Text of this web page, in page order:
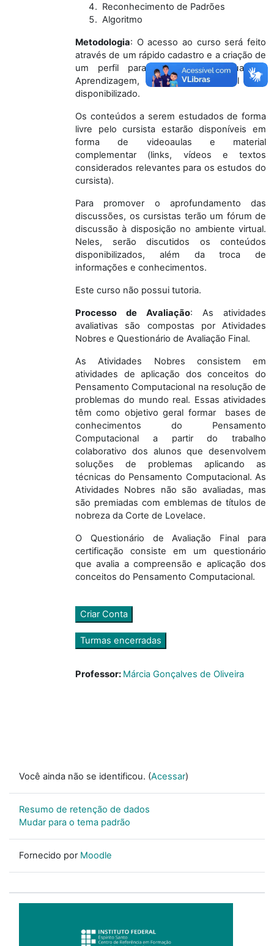
Reconhecimento de Padrões
Algoritmo
Metodologia: O acesso ao curso será feito
através de um rápido cadastro e a criação de
um perfil para o Ambiente Virtual de
Aprendizagem, onde todo material está
disponibilizado.
Os conteúdos a serem estudados de forma
livre pelo cursista estarão disponíveis em
forma de videoaulas e material
complementar (links, vídeos e textos
considerados relevantes para os estudos do
cursista).
Para promover o aprofundamento das
discussões, os cursistas terão um fórum de
discussão à disposição no ambiente virtual.
Neles, serão discutidos os conteúdos
disponibilizados, além da troca de
informações e conhecimentos.
Este curso não possui tutoria.
Processo de Avaliação: As atividades
avaliativas são compostas por Atividades
Nobres e Questionário de Avaliação Final.
As Atividades Nobres consistem em
atividades de aplicação dos conceitos do
Pensamento Computacional na resolução de
problemas do mundo real. Essas atividades
têm como objetivo geral formar bases de
conhecimentos do Pensamento
Computacional a partir do trabalho
colaborativo dos alunos que desenvolvem
soluções de problemas aplicando as
técnicas do Pensamento Computacional. As
Atividades Nobres não são avaliadas, mas
são premiadas com emblemas de títulos de
nobreza da Corte de Lovelace.
O Questionário de Avaliação Final para
certificação consiste em um questionário
que avalia a compreensão e aplicação dos
conceitos do Pensamento Computacional.
Criar Conta
Turmas encerradas
Professor: Márcia Gonçalves de Oliveira
Você ainda não se identificou. (Acessar)
Resumo de retenção de dados
Mudar para o tema padrão
Fornecido por Moodle